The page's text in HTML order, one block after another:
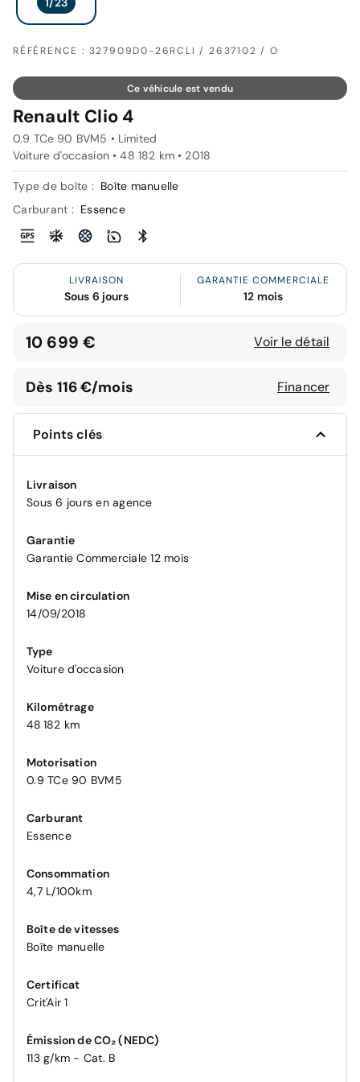
RÉFÉRENCE : 327909D0-26RCLI / 2637102 / O
Ce véhicule est vendu
Renault Clio 4
0.9 TCe 90 BVM5 • Limited
Voiture d'occasion • 48 182 km • 2018
Type de boîte : Boîte manuelle
Carburant : Essence
LIVRAISON
Sous 6 jours
GARANTIE COMMERCIALE
12 mois
10 699 € Voir le détail
Dès 116 €/mois Financer
Points clés
Livraison
Sous 6 jours en agence
Garantie
Garantie Commerciale 12 mois
Mise en circulation
14/09/2018
Type
Voiture d'occasion
Kilométrage
48 182 km
Motorisation
0.9 TCe 90 BVM5
Carburant
Essence
Consommation
4,7 L/100km
Boîte de vitesses
Boîte manuelle
Certificat
Crit'Air 1
Émission de CO₂ (NEDC)
113 g/km - Cat. B